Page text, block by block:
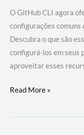
O GitHub CLI agora
configurações
Descubra o que são
configurá-los em seus
aproveitar esses
GitHub
revoluciona
Read More »